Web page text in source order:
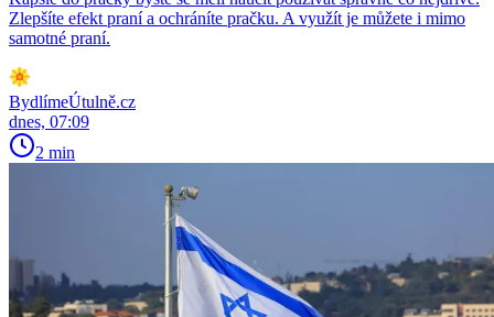
Zlepšíte efekt praní a ochráníte pračku. A využít je můžete i mimo
samotné praní.
BydlímeÚtulně.cz
dnes, 07:09
2 min